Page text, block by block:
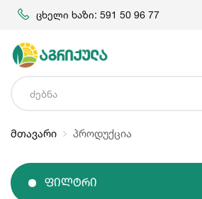
ცხელი ხაზი: 591 50 96 77
მთავარი პროდუქცია
Ფილტრი